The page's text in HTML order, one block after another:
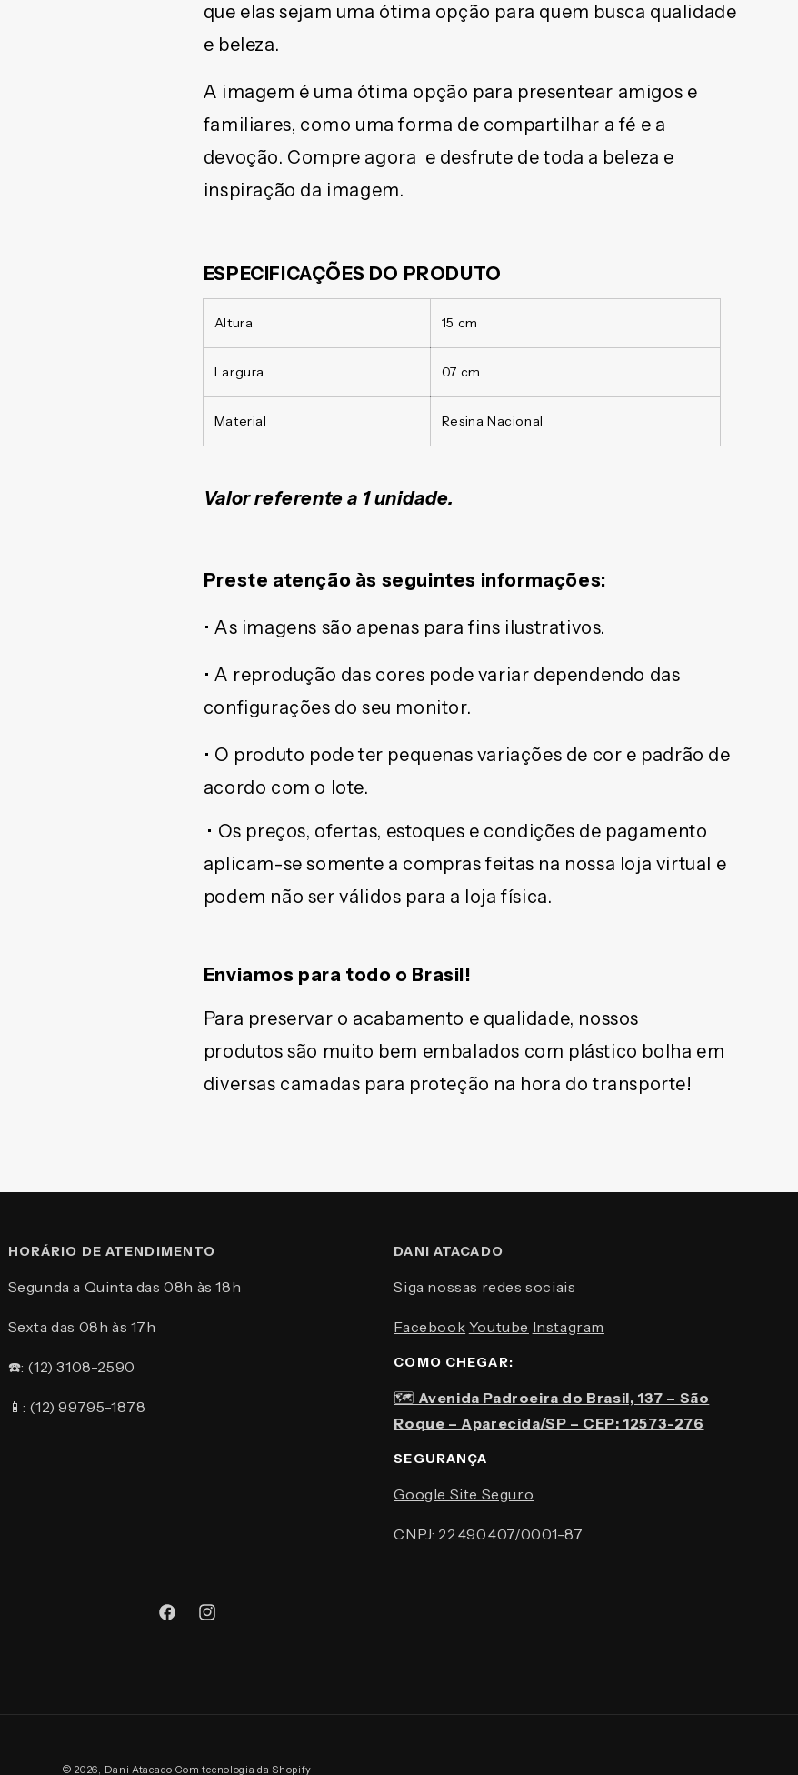
que elas sejam uma ótima opção para quem busca qualidade
e beleza.
A imagem é uma ótima opção para presentear amigos e
familiares, como uma forma de compartilhar a fé e a
devoção. Compre agora e desfrute de toda a beleza e
inspiração da imagem.
ESPECIFICAÇÕES DO PRODUTO
Altura 15 cm
Largura 07 cm
Material Resina Nacional
Valor referente a 1 unidade.
Preste atenção às seguintes informações:
• As imagens são apenas para fins ilustrativos.
• A reprodução das cores pode variar dependendo das
configurações do seu monitor.
• O produto pode ter pequenas variações de cor e padrão de
acordo com o lote.
• Os preços, ofertas, estoques e condições de pagamento
aplicam-se somente a compras feitas na nossa loja virtual e
podem não ser válidos para a loja física.
Enviamos para todo o Brasil!
Para preservar o acabamento e qualidade, nossos
produtos são muito bem embalados com plástico bolha em
diversas camadas para proteção na hora do transporte!
HORÁRIO DE ATENDIMENTO
Segunda a Quinta das 08h às 18h
Sexta das 08h às 17h
☎️: (12) 3108-2590
📱: (12) 99795-1878
DANI ATACADO
Siga nossas redes sociais
Facebook Youtube Instagram
COMO CHEGAR:
🗺️ Avenida Padroeira do Brasil, 137 – São
Roque – Aparecida/SP – CEP: 12573-276
SEGURANÇA
Google Site Seguro
CNPJ: 22.490.407/0001-87
FacebookInstagram
© 2026, Dani Atacado Com tecnologia da Shopify